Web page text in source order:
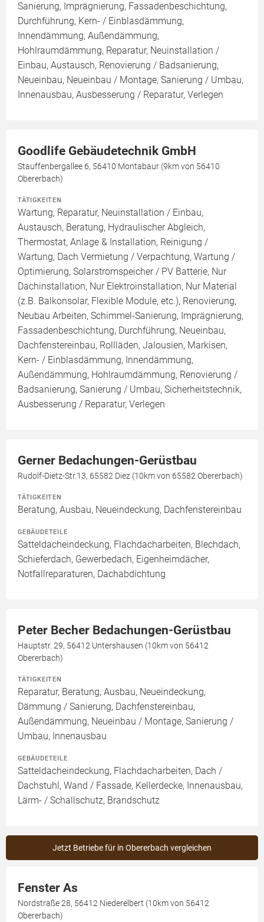
Sanierung, Imprägnierung, Fassadenbeschichtung,
Durchführung, Kern- / Einblasdämmung,
Innendämmung, Außendämmung,
Hohlraumdämmung, Reparatur, Neuinstallation /
Einbau, Austausch, Renovierung / Badsanierung,
Neueinbau, Neueinbau / Montage, Sanierung / Umbau,
Innenausbau, Ausbesserung / Reparatur, Verlegen
Goodlife Gebäudetechnik GmbH
Stauffenbergallee 6, 56410 Montabaur (9km von 56410
Obererbach)
TÄTIGKEITEN
Wartung, Reparatur, Neuinstallation / Einbau,
Austausch, Beratung, Hydraulischer Abgleich,
Thermostat, Anlage & Installation, Reinigung /
Wartung, Dach Vermietung / Verpachtung, Wartung /
Optimierung, Solarstromspeicher / PV Batterie, Nur
Dachinstallation, Nur Elektroinstallation, Nur Material
(z.B. Balkonsolar, Flexible Module, etc.), Renovierung,
Neubau Arbeiten, Schimmel-Sanierung, Imprägnierung,
Fassadenbeschichtung, Durchführung, Neueinbau,
Dachfenstereinbau, Rollläden, Jalousien, Markisen,
Kern- / Einblasdämmung, Innendämmung,
Außendämmung, Hohlraumdämmung, Renovierung /
Badsanierung, Sanierung / Umbau, Sicherheitstechnik,
Ausbesserung / Reparatur, Verlegen
Gerner Bedachungen-Gerüstbau
Rudolf-Dietz-Str.13, 65582 Diez (10km von 65582 Obererbach)
TÄTIGKEITEN
Beratung, Ausbau, Neueindeckung, Dachfenstereinbau
GEBÄUDETEILE
Satteldacheindeckung, Flachdacharbeiten, Blechdach,
Schieferdach, Gewerbedach, Eigenheimdächer,
Notfallreparaturen, Dachabdichtung
Peter Becher Bedachungen-Gerüstbau
Hauptstr. 29, 56412 Untershausen (10km von 56412
Obererbach)
TÄTIGKEITEN
Reparatur, Beratung, Ausbau, Neueindeckung,
Dämmung / Sanierung, Dachfenstereinbau,
Außendämmung, Neueinbau / Montage, Sanierung /
Umbau, Innenausbau
GEBÄUDETEILE
Satteldacheindeckung, Flachdacharbeiten, Dach /
Dachstuhl, Wand / Fassade, Kellerdecke, Innenausbau,
Lärm- / Schallschutz, Brandschutz
Jetzt Betriebe für in Obererbach vergleichen
Fenster As
Nordstraße 28, 56412 Niederelbert (10km von 56412
Obererbach)